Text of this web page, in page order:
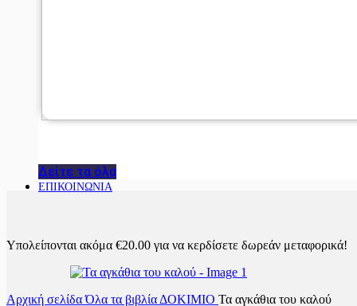
Δείτε τα όλα
ΕΠΙΚΟΙΝΩΝΙΑ
Υπολείπονται ακόμα €20.00 για να κερδίσετε δωρεάν μεταφορικά!
Αρχική σελίδαΌλα τα βιβλία ΔΟΚΙΜΙΟ Τα αγκάθια του καλού